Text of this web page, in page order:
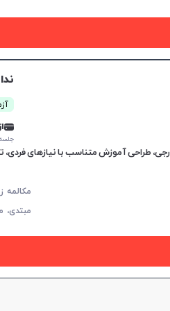
از
جلسه ۱
طراحی آموزش متناسب با نیازهای
مبتدی،